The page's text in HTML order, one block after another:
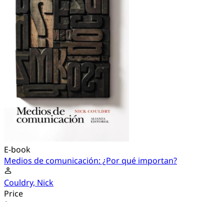
E-book
Medios de comunicación: ¿Por qué importan?
Couldry, Nick
Price